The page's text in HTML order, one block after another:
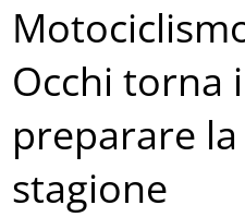
Occhi torna
preparare
stagione